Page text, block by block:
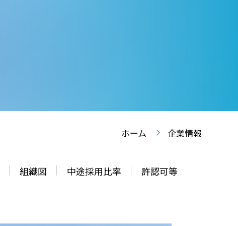
ホーム 企業情報
組織図 中途採用比率 許認可等